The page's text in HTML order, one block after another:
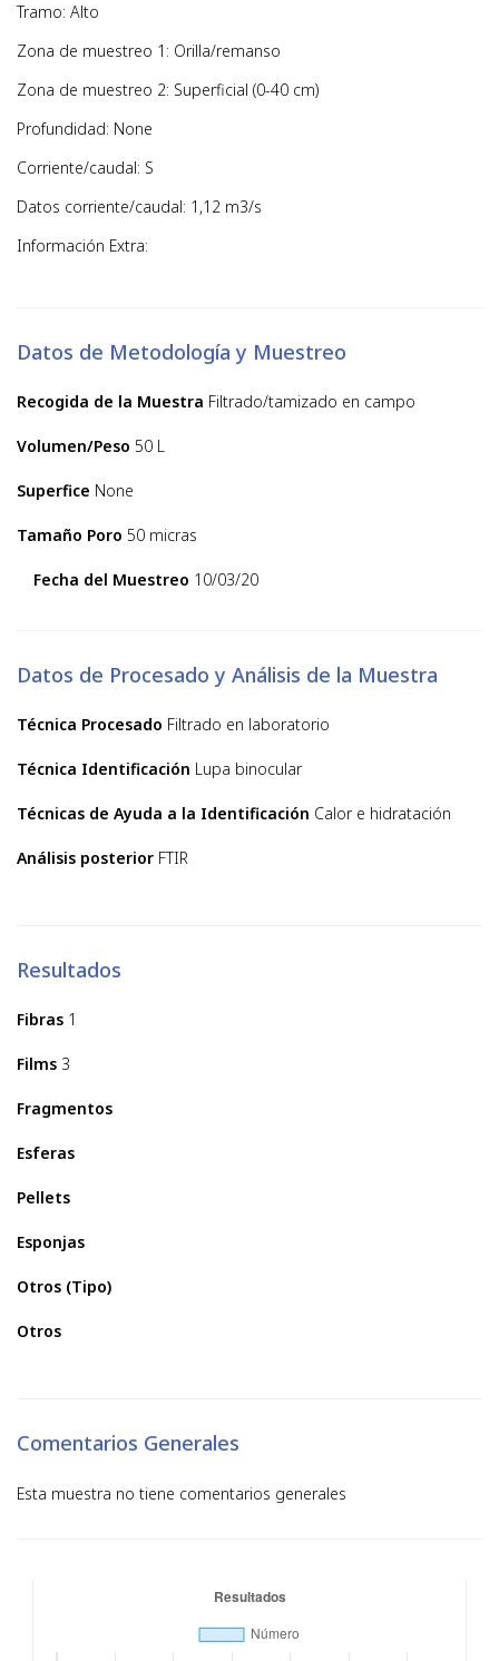
Tramo: Alto
Zona de muestreo 1: Orilla/remanso
Zona de muestreo 2: Superficial (0-40 cm)
Profundidad: None
Corriente/caudal: S
Datos corriente/caudal: 1,12 m3/s
Información Extra:
Datos de Metodología y Muestreo
Recogida de la Muestra Filtrado/tamizado en campo
Volumen/Peso 50 L
Superfice None
Tamaño Poro 50 micras
Fecha del Muestreo 10/03/20
Datos de Procesado y Análisis de la Muestra
Técnica Procesado Filtrado en laboratorio
Técnica Identificación Lupa binocular
Técnicas de Ayuda a la Identificación Calor e hidratación
Análisis posterior FTIR
Resultados
Fibras 1
Films 3
Fragmentos
Esferas
Pellets
Esponjas
Otros (Tipo)
Otros
Comentarios Generales
Esta muestra no tiene comentarios generales